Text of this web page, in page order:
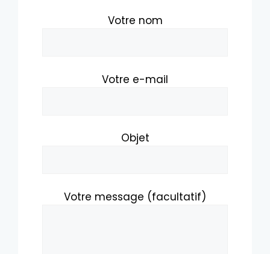
Votre nom
Votre e-mail
Objet
Votre message (facultatif)